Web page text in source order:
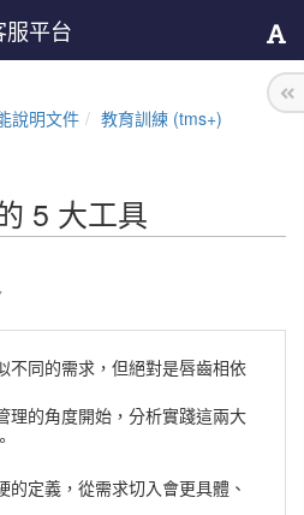
平台
說明文件
教育訓練 (tms+)
5 大工具
不同的需求，但絕對是唇齒相依
理的角度開始，分析實踐這兩大
定義，從需求切入會更具體、